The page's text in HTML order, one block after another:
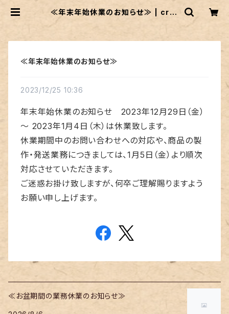
≪年末年始休業のお知らせ≫ | craf
≪年末年始休業のお知らせ≫
2023/12/25 10:36
年末年始休業のお知らせ 2023年12月29日（金）
～ 2023年1月4日（木）は休業致します。
休業期間中のお問い合わせへの対応や、商品の製
作・発送業務につきましては、1月5日（金）より順次
対応させていただきます。
ご迷惑お掛け致しますが、何卒ご理解賜りますよう
お願い申し上げます。
≪お盆期間の業務休業のお知らせ≫